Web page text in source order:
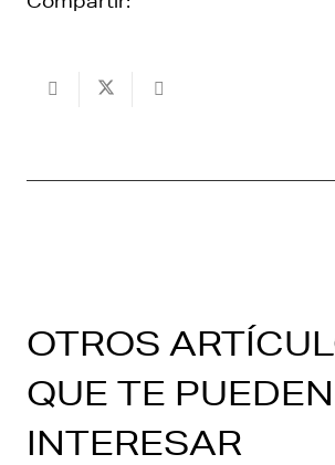
OTROS
QUE TE PUEDEN
INTERESAR